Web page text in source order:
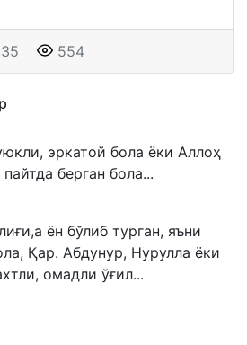
554
эркатой бола ёки Аллоҳ
берган бола...
ён бўлиб турган, яъни
Қар. Абдунур, Нурулла ёки
омадли ўғил...